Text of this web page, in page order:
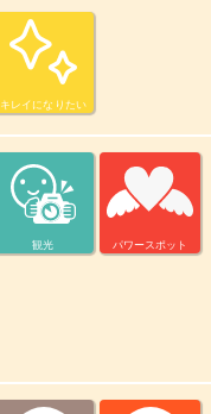
キレイになりたい
観光 パワースポット